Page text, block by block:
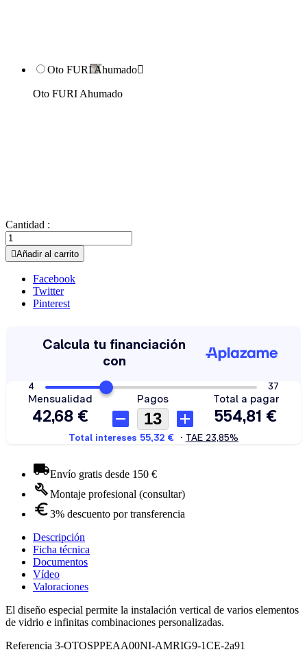
Oto FURI Ahumado
Oto FURI Ahumado
Cantidad :
Añadir al carrito
Facebook
Twitter
Pinterest
Envío gratis desde 150 €
Montaje profesional (consultar)
3% descuento por transferencia
Descripción
Ficha técnica
Documentos
Vídeo
Valoraciones
El diseño especial permite la instalación vertical de varios elementos
de vidrio e infinitas combinaciones personalizadas.
Referencia 3-OTOSPPEAA00NI-AMRIG9-1CE-2a91